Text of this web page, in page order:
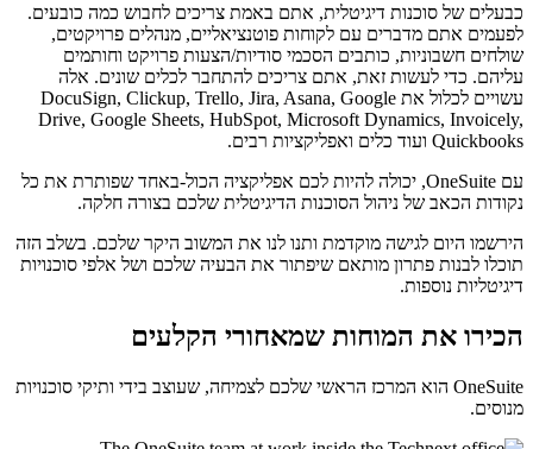
כבעלים של סוכנות דיגיטלית, אתם באמת צריכים לחבוש כמה כובעים.
לפעמים אתם מדברים עם לקוחות פוטנציאליים, מנהלים פרויקטים,
שולחים חשבוניות, כותבים הסכמי סודיות/הצעות פרויקט וחותמים
עליהם. כדי לעשות זאת, אתם צריכים להתחבר לכלים שונים. אלה
עשויים לכלול את DocuSign, Clickup, Trello, Jira, Asana, Google
Drive, Google Sheets, HubSpot, Microsoft Dynamics, Invoicely,
Quickbooks ועוד כלים ואפליקציות רבים.
עם OneSuite, יכולה להיות לכם אפליקציה הכול-באחד שפותרת את כל
נקודות הכאב של ניהול הסוכנות הדיגיטלית שלכם בצורה חלקה.
הירשמו היום לגישה מוקדמת ותנו לנו את המשוב היקר שלכם. בשלב הזה
תוכלו לבנות פתרון מותאם שיפתור את הבעיה שלכם ושל אלפי סוכנויות
דיגיטליות נוספות.
הכירו את המוחות שמאחורי הקלעים
OneSuite הוא המרכז הראשי שלכם לצמיחה, שעוצב בידי ותיקי סוכנויות
מנוסים.